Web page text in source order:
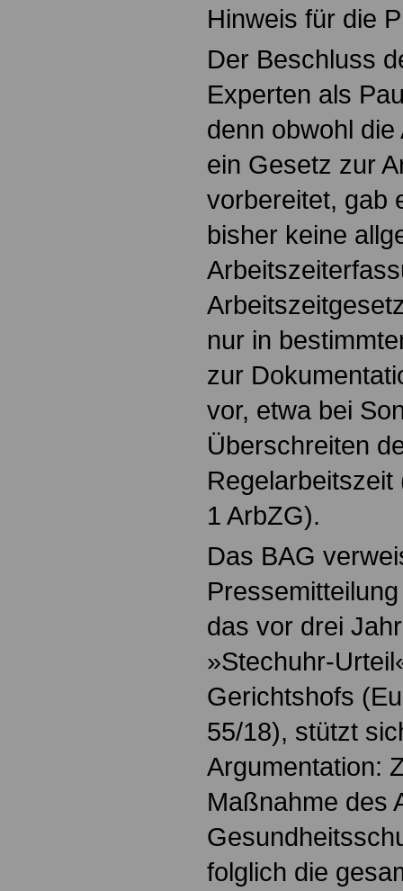
Hinweis für die
Der Beschluss
Experten als
denn obwohl
ein Gesetz zur
vorbereitet, gab
bisher keine
nur in
zur
vor, etwa bei
Überschreiten
Regelarbeitszeit
1 ArbZG).
Das BAG
das vor drei
»Stechuhr-
Gerichtshofs
55/18), stützt
Argumentation:
Maßnahme des
folglich die